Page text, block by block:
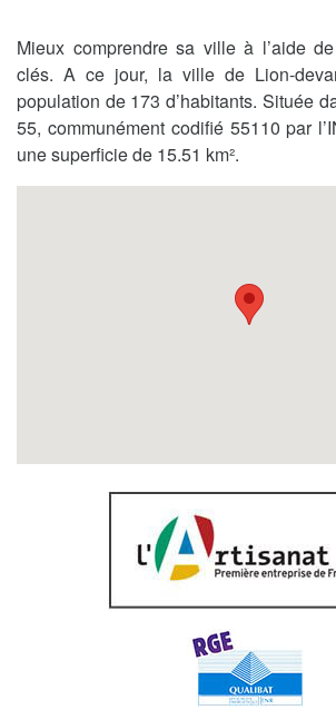
Mieux comprendre sa ville à l’aide
clés. A ce jour, la ville de Lion-
population de 173 d’habitants. Située
55, communément codifié 55110 par
une superficie de 15.51 km².